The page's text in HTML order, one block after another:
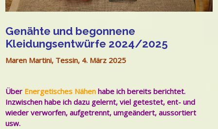
Genähte und begonnene
Kleidungsentwürfe 2024/2025
Maren Martini, Tessin, 4. März 2025
Über Energetisches Nähen habe ich bereits berichtet.
Inzwischen habe ich dazu gelernt, viel getestet, ent- und
wieder verworfen, aufgetrennt, umgeändert, aussortiert
usw.